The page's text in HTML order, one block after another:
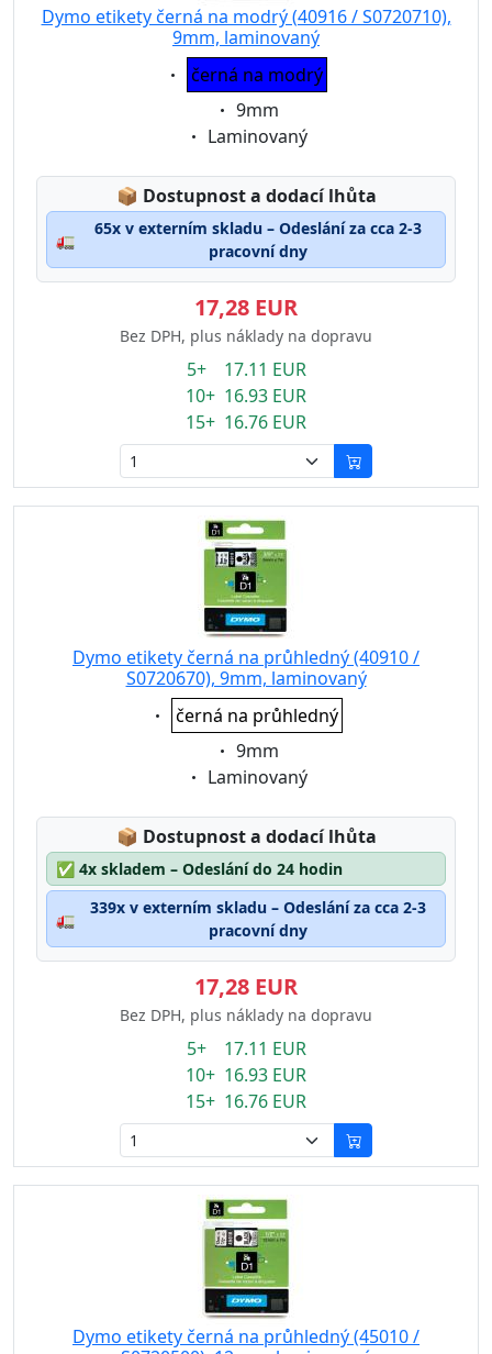
Dymo etikety černá na modrý (40916 / S0720710),
9mm, laminovaný
Eigenschaft:
černá na modrý
Eigenschaft:
9mm
Eigenschaft:
Laminovaný
📦 Lagerstatus:
Dostupnost a dodací lhůta
🚛
65x v externím skladu – Odeslání za cca 2-3
pracovní dny
17,28 EUR
Bez DPH, plus náklady na dopravu
5+ 17.11 EUR
10+ 16.93 EUR
15+ 16.76 EUR
Dymo etikety černá na průhledný (40910 /
S0720670), 9mm, laminovaný
Eigenschaft:
černá na průhledný
Eigenschaft:
9mm
Eigenschaft:
Laminovaný
📦 Lagerstatus:
Dostupnost a dodací lhůta
✅ 4x skladem – Odeslání do 24 hodin
🚛
339x v externím skladu – Odeslání za cca 2-3
pracovní dny
17,28 EUR
Bez DPH, plus náklady na dopravu
5+ 17.11 EUR
10+ 16.93 EUR
15+ 16.76 EUR
Dymo etikety černá na průhledný (45010 /